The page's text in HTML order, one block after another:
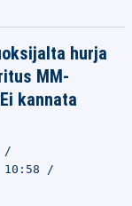
hurja
MM-
kannata